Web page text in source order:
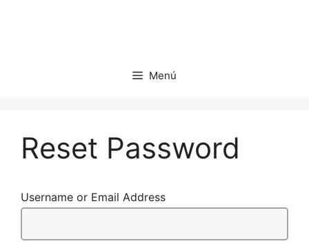
Menú
Reset Password
Username or Email Address